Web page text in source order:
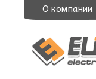
О компании